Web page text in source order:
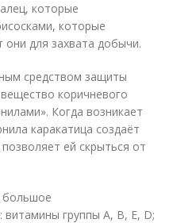
которые
которые
для захвата добычи.
средством защиты
коричневого
Когда возникает
каракатица создаёт
ей скрыться от
большое
витамины группы А, В, Е, D;